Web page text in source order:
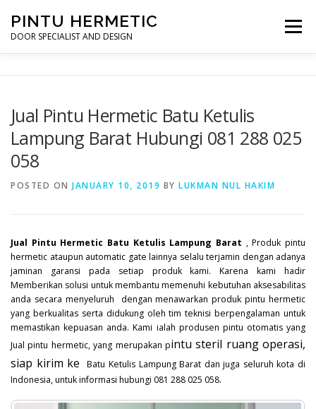
content
PINTU HERMETIC
DOOR SPECIALIST AND DESIGN
Menu
PROFILE KONTAK
Jual Pintu Hermetic Batu Ketulis
Lampung Barat Hubungi 081 288 025
058
POSTED ON JANUARY 10, 2019 BY LUKMAN NUL HAKIM
Jual Pintu Hermetic Batu Ketulis Lampung Barat , Produk pintu
hermetic ataupun automatic gate lainnya selalu terjamin dengan adanya
jaminan garansi pada setiap produk kami. Karena kami hadir
Memberikan solusi untuk membantu memenuhi kebutuhan aksesabilitas
anda secara menyeluruh dengan menawarkan produk pintu hermetic
yang berkualitas serta didukung oleh tim teknisi berpengalaman untuk
memastikan kepuasan anda. Kami ialah produsen pintu otomatis yang
Jual pintu hermetic, yang merupakan pintu steril ruang operasi,
siap kirim ke
Batu Ketulis Lampung Barat dan juga seluruh kota di
Indonesia, untuk informasi hubungi 081 288 025 058.